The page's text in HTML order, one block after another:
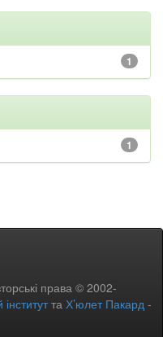
1
1
права © 2002-
та Х’юлет Пакард -